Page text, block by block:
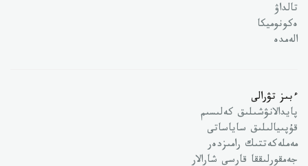
تالداۋ
ەكونوميكا
الەمدە
ءبىز تۋرالى
پايدالانۋشىلىق كەلىسىم
قۇپىيالىلىق ساياساتى
مەملەكەتتىك رامىزدەر
جەمقورلىققا قارسى شارالار